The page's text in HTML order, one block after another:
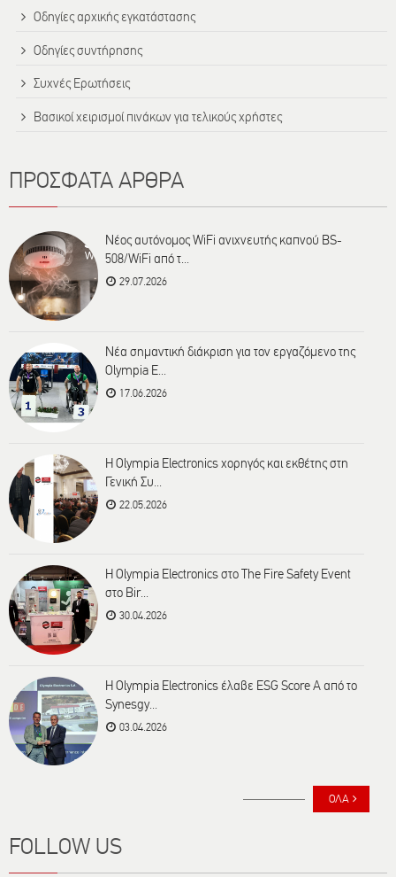
Οδηγίες αρχικής εγκατάστασης
Οδηγίες συντήρησης
Συχνές Ερωτήσεις
Βασικοί χειρισμοί πινάκων για τελικούς χρήστες
ΠΡΟΣΦΑΤΑ ΑΡΘΡΑ
Νέος αυτόνομος WiFi ανιχνευτής καπνού BS-
508/WiFi από τ...
29.07.2026
Νέα σημαντική διάκριση για τον εργαζόμενο της
Olympia E...
17.06.2026
Η Olympia Electronics χορηγός και εκθέτης στη
Γενική Συ...
22.05.2026
Η Olympia Electronics στο The Fire Safety Event
στο Bir...
30.04.2026
Η Olympia Electronics έλαβε ESG Score A από το
Synesgy...
03.04.2026
ΟΛΑ
FOLLOW US